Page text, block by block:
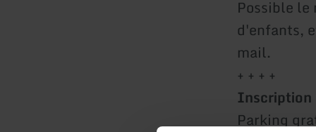
Possible
d'enfants,
mail.
+ + + +
Inscription
Parking